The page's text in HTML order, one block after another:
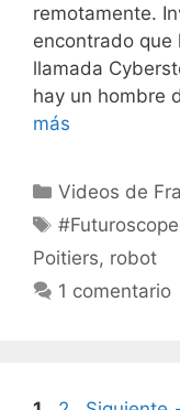
remotamente.
encontrado que
llamada
hay un hombre
más
Categorías
Videos de
Etiquetas
Poitiers, robot
1 comentario